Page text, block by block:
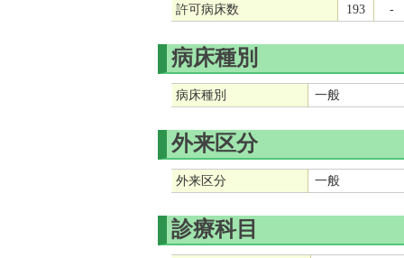
許可病床数 193 -
病床種別
病床種別 一般
外来区分
外来区分 一般
診療科目